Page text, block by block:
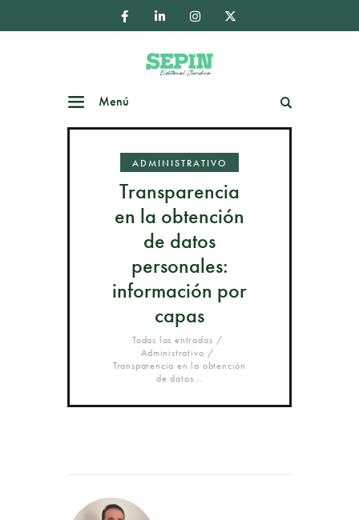
Menú
ADMINISTRATIVO
Transparencia
en la obtención
de datos
personales:
información por
capas
Todas las entradas
Administrativo
Transparencia en la obtención
de datos...